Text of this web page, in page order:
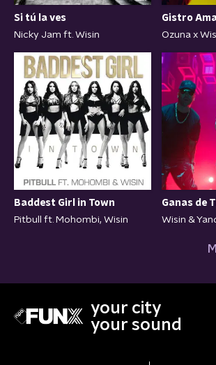
Si tú la ves
Nicky Jam ft. Wisin
Gistro
Ozuna x
Baddest Girl in Town
Pitbull ft. Mohombi, Wisin
Ganas de
Wisin &
your city
your sound